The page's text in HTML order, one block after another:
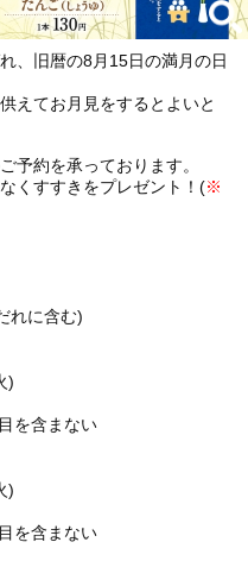
、旧暦の8月15日の満月の日
えてお月見をするとよいと
予約を承っております。
くすすきをプレゼント！(※
れに含む)
)
を含まない
)
を含まない